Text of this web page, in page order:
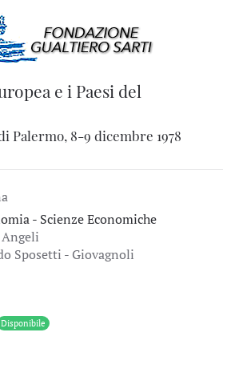
e i Paesi del
Palermo, 8-9 dicembre 1978
- Scienze Economiche
Sposetti - Giovagnoli
Disponibile